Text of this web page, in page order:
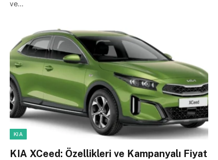
ve…
KIA
KIA XCeed: Özellikleri ve Kampanyalı Fiyat